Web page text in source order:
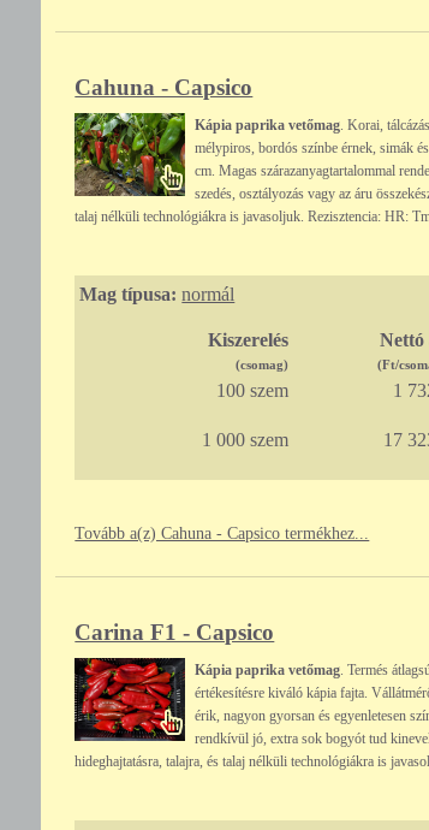
Cahuna - Capsico
Kápia paprika vetőmag. Korai,
mélypiros, bordós színbe érnek, simák
cm. Magas szárazanyagtartalommal
szedés, osztályozás vagy az áru
talaj nélküli technológiákra is javasoljuk. Rezisztencia: HR:
Mag típusa: normál
Kiszerelés
(csomag)
Nettó
(Ft/
100 szem 1
1 000 szem 17
Tovább a(z) Cahuna - Capsico termékhez...
Carina F1 - Capsico
Kápia paprika vetőmag. Termés
értékesítésre kiváló kápia fajta.
érik, nagyon gyorsan és egyenletesen
rendkívül jó, extra sok bogyót tud
hideghajtatásra, talajra, és talaj nélküli technológiákra is